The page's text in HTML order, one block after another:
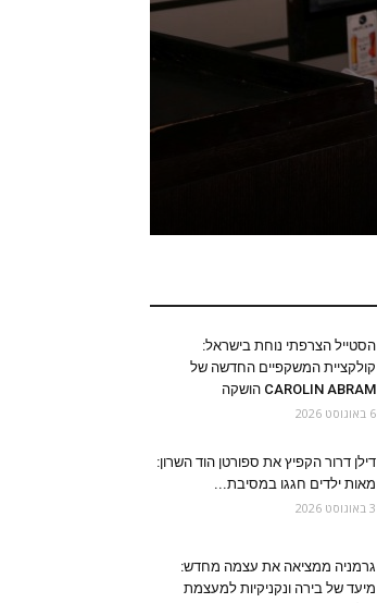
הסטייל הצרפתי נוחת בישראל:
קולקציית המשקפיים החדשה של
CAROLIN ABRAM הושקה
6 באוגוסט 2026
דילן דרור הקפיץ את ספורטן הוד השרון:
מאות ילדים חגגו במסיבת...
3 באוגוסט 2026
גרמניה ממציאה את עצמה מחדש:
מיעד של בירה ונקניקיות למעצמת